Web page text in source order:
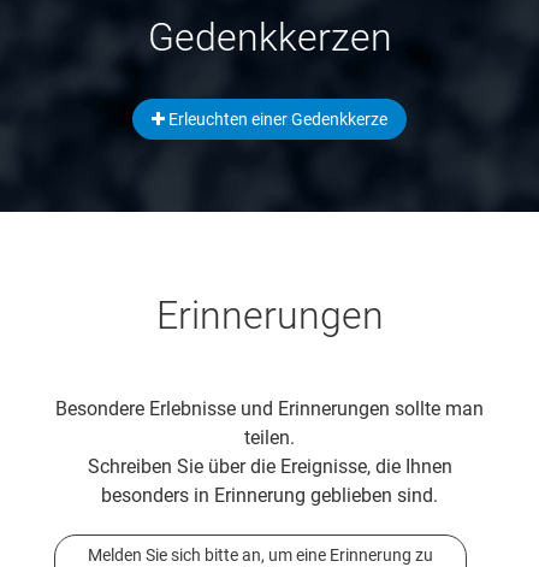
Gedenkkerzen
Erleuchten einer Gedenkkerze
Erinnerungen
Besondere Erlebnisse und Erinnerungen sollte man
teilen.
Schreiben Sie über die Ereignisse, die Ihnen
besonders in Erinnerung geblieben sind.
Melden Sie sich bitte an, um eine Erinnerung zu